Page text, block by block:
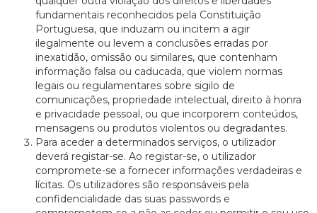
fundamentais reconhecidos pela Constituição
Portuguesa, que induzam ou incitem a agir
ilegalmente ou levem a conclusões erradas por
inexatidão, omissão ou similares, que contenham
informação falsa ou caducada, que violem normas
legais ou regulamentares sobre sigilo de
comunicações, propriedade intelectual, direito à honra
e privacidade pessoal, ou que incorporem conteúdos,
mensagens ou produtos violentos ou degradantes.
Para aceder a determinados serviços, o utilizador
deverá registar-se. Ao registar-se, o utilizador
compromete-se a fornecer informações verdadeiras e
lícitas. Os utilizadores são responsáveis pela
confidencialidade das suas passwords e